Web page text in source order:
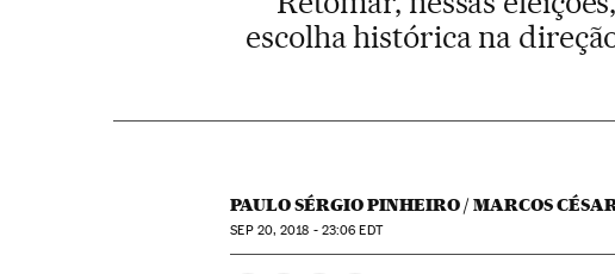
escolha histórica na
PAULO SÉRGIO PINHEIRO / MARCOS
SEP20, 2018 - 23:06 EDT